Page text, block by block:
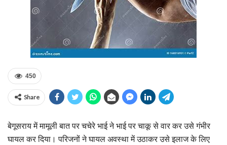
450
Share
बेगूसराय में मामूली बात पर चचेरे भाई ने भाई पर चाकू से वार कर उसे गंभीर
घायल कर दिया। परिजनों ने घायल अवस्था में उठाकर उसे इलाज के लिए